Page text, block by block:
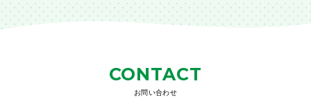
CONTACT
お問い合わせ